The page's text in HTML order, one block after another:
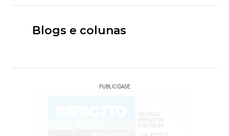
Blogs e colunas
PUBLICIDADE